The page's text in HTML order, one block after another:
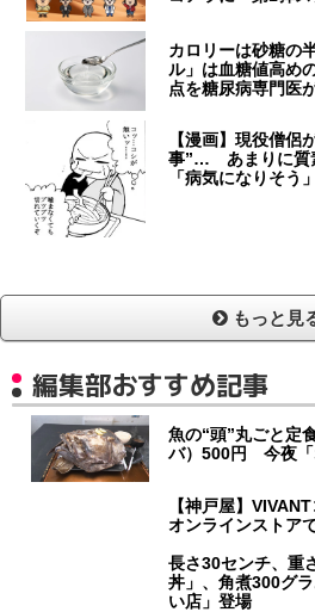
カロリーは砂糖の
ル」は血糖値高め
点を糖尿病専門医
【漫画】現役僧侶
事”… あまりに質
「病気になりそう
もっと見
編集部おすすめ記事
魚の“頭”丸ごと定
バ）500円 今夜「
【神戸屋】
オンラインストア
長さ30センチ、重
丼」、角煮300グ
い店」登場